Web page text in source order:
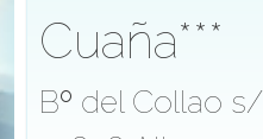
Cuaña***
Bº del Collao